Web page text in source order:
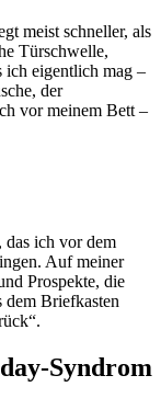
meist schneller, als
Türschwelle,
ich eigentlich mag –
der
vor meinem Bett –
das ich vor dem
Auf meiner
Prospekte, die
Briefkasten
Syndrom